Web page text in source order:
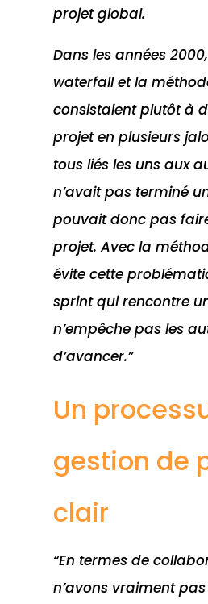
projet global.
Dans les années
waterfall et la
consistaient plutôt à
projet en plusieurs
tous liés les uns aux
n’avait pas terminé
pouvait donc pas
projet. Avec la
évite cette
sprint qui rencontre
n’empêche pas les
d’avancer.”
Un
gestion de
clair
“En termes de
n’avons vraiment